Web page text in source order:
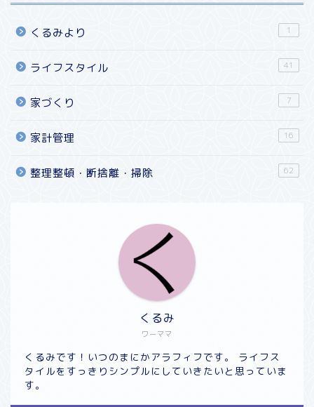
くるみより 1
ライフスタイル 41
家づくり 7
家計管理 16
整理整頓・断捨離・掃除 62
ワーママ
くるみ
くるみです！いつのまにかアラフィフです。 ライフス
タイルをすっきりシンプルにしていきたいと思っていま
す。